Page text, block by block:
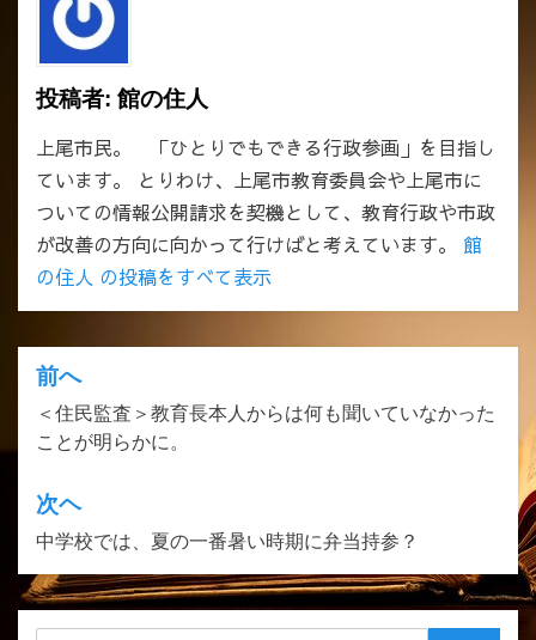
投稿者: 館の住人
上尾市民。 「ひとりでもできる行政参画」を目指し
ています。 とりわけ、上尾市教育委員会や上尾市に
ついての情報公開請求を契機として、教育行政や市政
が改善の方向に向かって行けばと考えています。 館
の住人 の投稿をすべて表示
投
稿
ナ
ビ
ゲ
ー
シ
前へ
＜住民監査＞教育長本人からは何も聞いていなかった
ことが明らかに。
次ヘ
中学校では、夏の一番暑い時期に弁当持参？